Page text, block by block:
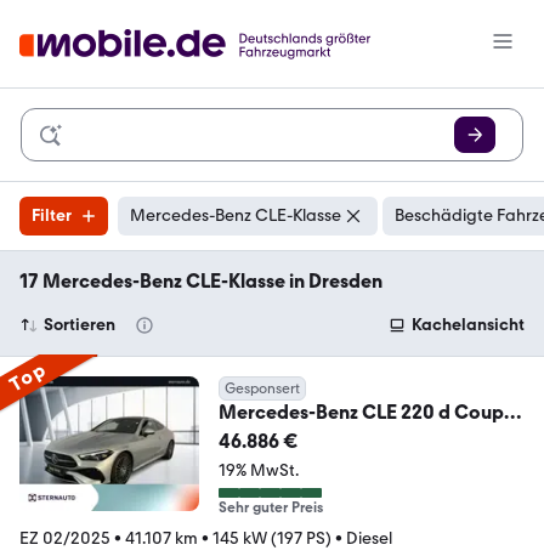
Filter Mercedes-Benz CLE-Klasse Beschädigte
17 Mercedes-Benz CLE-Klasse in Dresden
Sortieren Kachelansicht
Top Gesponsert
Mercedes-Benz CLE 220 d Coupé
AMG AHK Pano
Hinterachslenkung
46.886 €
19% MwSt.
Sehr guter Preis
EZ 02/2025 • 41.107 km • 145 kW (197 PS) • Diesel